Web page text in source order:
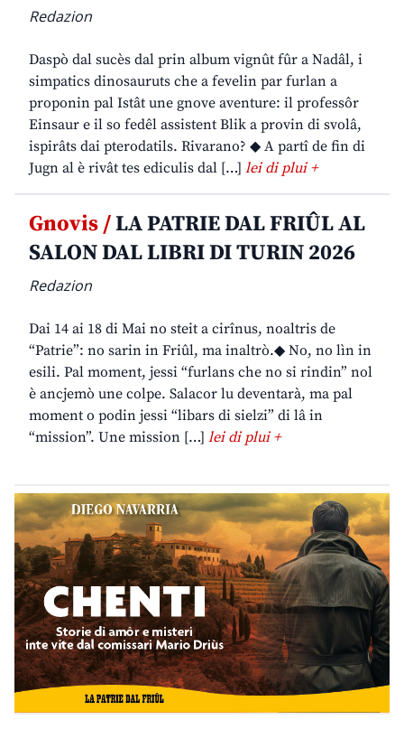
Redazion
Daspò dal sucès dal prin album vignût fûr a Nadâl, i
simpatics dinosauruts che a fevelin par furlan a
proponin pal Istât une gnove aventure: il professôr
Einsaur e il so fedêl assistent Blik a provin di svolâ,
ispirâts dai pterodatils. Rivarano? ◆ A partî de fin di
Jugn al è rivât tes ediculis dal […] lei di plui +
Gnovis /LA PATRIE DAL FRIÛL AL
SALON DAL LIBRI DI TURIN 2026
Redazion
Dai 14 ai 18 di Mai no steit a cirînus, noaltris de
“Patrie”: no sarin in Friûl, ma inaltrò.◆ No, no lìn in
esili. Pal moment, jessi “furlans che no si rindin” nol
è ancjemò une colpe. Salacor lu deventarà, ma pal
moment o podin jessi “libars di sielzi” di lâ in
“mission”. Une mission […] lei di plui +